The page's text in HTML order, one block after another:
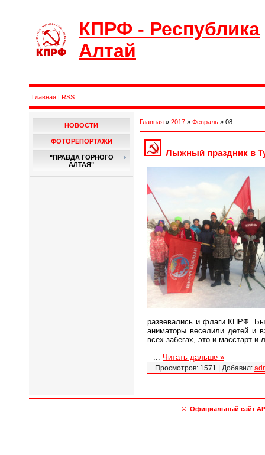
КПРФ - Республика
Алтай
Главная | RSS
НОВОСТИ
ФОТОРЕПОРТАЖИ
"ПРАВДА ГОРНОГО
АЛТАЯ"
Главная » 2017 » Февраль » 08
Лыжный праздник в
развевались и флаги КПРФ.
аниматоры веселили детей и
всех забегах, это и масстарт и
Читать дальше »
Просмотров: 1571 | Добавил:
© Официальный сайт